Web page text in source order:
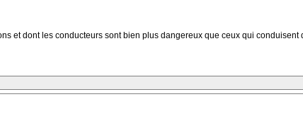
et dont les conducteurs sont bien plus dangereux que ceux qui conduisent